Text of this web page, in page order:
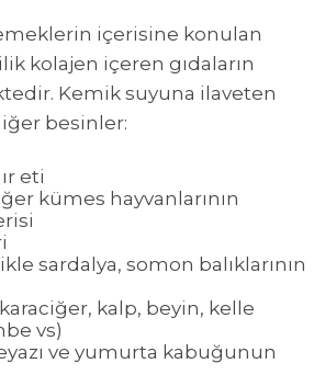
içerisine konulan
kolajen içeren gıdaların
Kemik suyuna ilaveten
besinler:
eti
kümes hayvanlarının
sardalya, somon balıklarının
kalp, beyin, kelle
vs)
ve yumurta kabuğunun